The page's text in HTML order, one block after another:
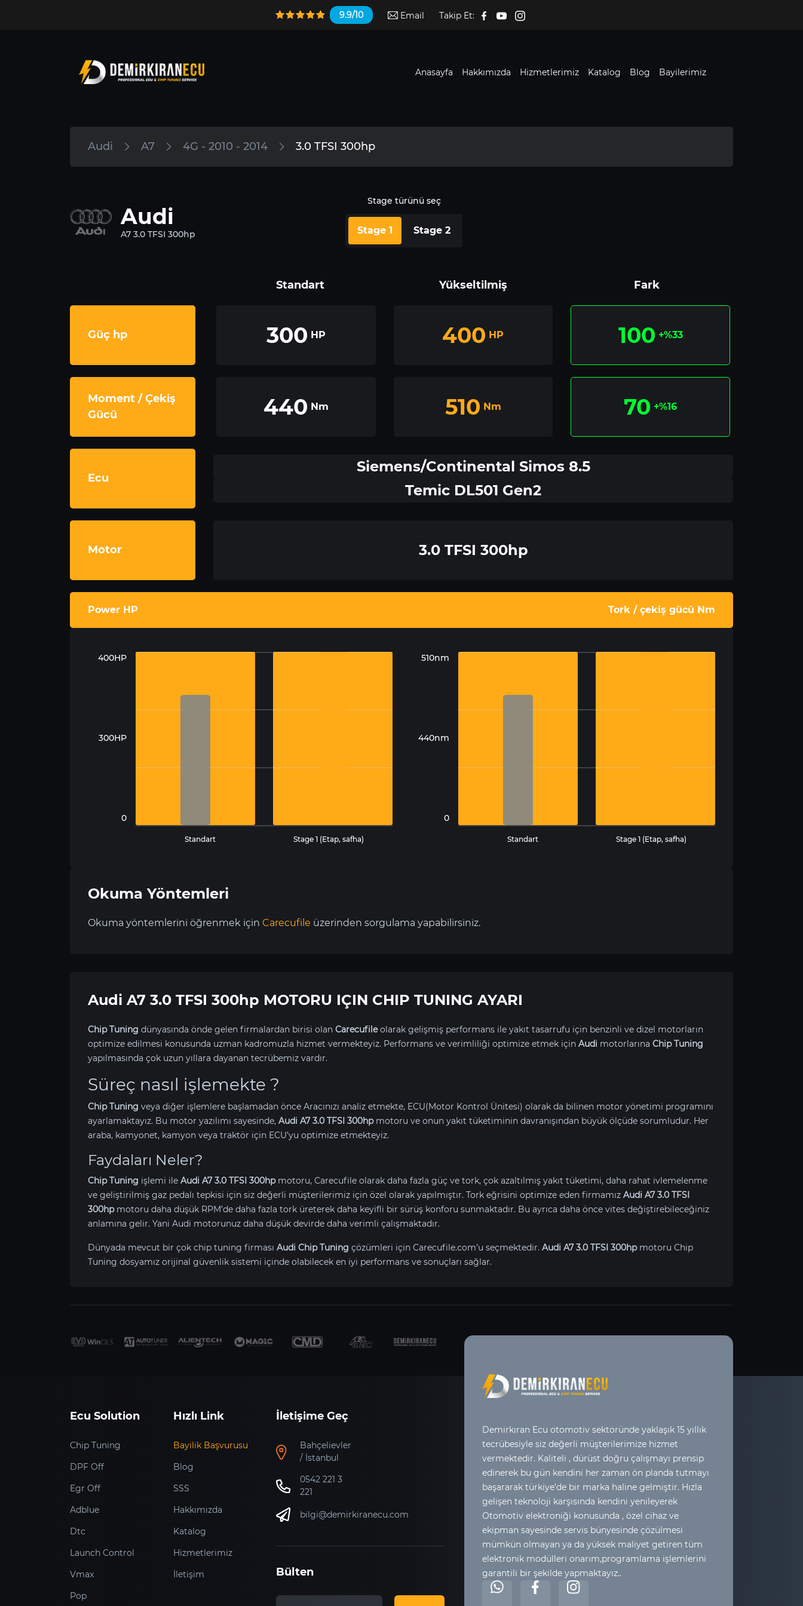
9.9/10 Email Takip Et:
Anasayfa Hakkımızda Hizmetlerimiz Katalog Blog Bayilerimiz
Audi A7 4G - 2010 - 2014 3.0 TFSI 300hp
Audi
A7 3.0 TFSI 300hp
Stage türünü seç
Stage 1 Stage 2
Standart Yükseltilmiş Fark
Güç hp 300 HP 400 HP 100 +%33
Moment / Çekiş
Gücü
440 Nm 510 Nm 70 +%16
Ecu
Siemens/Continental Simos 8.5
Temic DL501 Gen2
Motor 3.0 TFSI 300hp
Power HP Tork / çekiş gücü Nm
400HP
300HP
0
Standart Stage 1 (Etap, safha)
510nm
440nm
0
Standart Stage 1 (Etap, safha)
Okuma Yöntemleri
Okuma yöntemlerini öğrenmek için Carecufile üzerinden sorgulama yapabilirsiniz.
Audi A7 3.0 TFSI 300hp MOTORU IÇIN CHIP TUNING AYARI
Chip Tuning dünyasında önde gelen firmalardan birisi olan Carecufileolarak gelişmiş performans ile yakıt tasarrufu için benzinli ve dizel motorların
optimize edilmesi konusunda uzman kadromuzla hizmet vermekteyiz. Performans ve verimliliği optimize etmek için Audi motorlarına Chip Tuning
yapılmasında çok uzun yıllara dayanan tecrübemiz vardır.
Süreç nasıl işlemekte ?
Chip Tuning veya diğer işlemlere başlamadan önce Aracınızı analiz etmekte, ECU(Motor Kontrol Ünitesi) olarak da bilinen motor yönetimi programını
ayarlamaktayız. Bu motor yazılımı sayesinde, Audi A7 3.0 TFSI 300hpmotoru ve onun yakıt tüketiminin davranışından büyük ölçüde sorumludur. Her
araba, kamyonet, kamyon veya traktör için ECU’yu optimize etmekteyiz.
Faydaları Neler?
Chip Tuning işlemi ile Audi A7 3.0 TFSI 300hpmotoru, Carecufile olarak daha fazla güç ve tork, çok azaltılmış yakıt tüketimi, daha rahat ivlemelenme
ve geliştirilmiş gaz pedalı tepkisi için siz değerli müşterilerimiz için özel olarak yapılmıştır. Tork eğrisini optimize eden firmamız Audi A7 3.0 TFSI
300hpmotoru daha düşük RPM’de daha fazla tork üreterek daha keyifli bir sürüş konforu sunmaktadır. Bu ayrıca daha önce vites değiştirebileceğiniz
anlamına gelir. Yani Audi motorunuz daha düşük devirde daha verimli çalışmaktadır.
Dünyada mevcut bir çok chip tuning firması Audi Chip Tuning çözümleri için Carecufile.com’u seçmektedir. Audi A7 3.0 TFSI 300hpmotoru Chip
Tuning dosyamız orijinal güvenlik sistemi içinde olabilecek en iyi performans ve sonuçları sağlar.
Ecu Solution
Chip Tuning
DPF Off
Egr Off
Adblue
Dtc
Launch Control
Vmax
Pop
Hızlı Link
Bayilik Başvurusu
Blog
SSS
Hakkımızda
Katalog
Hizmetlerimiz
İletişim
İletişime Geç
Bahçelievler
/ İstanbul
0542 221 3
221
bilgi@demirkiranecu.com
Bülten
Demirkıran Ecu otomotiv sektoründe yaklaşık 15 yıllık
tecrübesiyle siz değerli müşterilerimize hizmet
vermektedir. Kaliteli , dürüst doğru çalışmayı prensip
edinerek bu gün kendini her zaman ön planda tutmayı
başararak türkiye’de bir marka haline gelmiştir. Hızla
gelişen teknoloji karşısında kendini yenileyerek
Otomotiv elektroniği konusunda , özel cihaz ve
ekipman sayesinde servis bünyesinde çözülmesi
mümkün olmayan ya da yüksek maliyet getiren tüm
elektronik modülleri onarım,programlama işlemlerini
garantili bir şekilde yapmaktayız..